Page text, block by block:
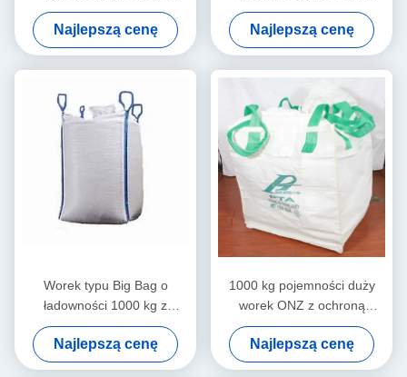
podwójnym zszywaniem
łańcucha i ochroną statyczną
dla bezpiecznego
opakowania masowego
Najlepszą cenę
podwójnym zszywaniem
łańcucha i niebieskim
kolorem pętli dla bezpiecznej
obsługi materiału
Najlepszą cenę
Worek typu Big Bag o
ładowności 1000 kg z
powłoką antystatyczną i
podwójnym szwem
łańcuszkowym do
Najlepszą cenę
1000 kg pojemności duży
worek ONZ z ochroną
statyczną i pętlami
krzyżowymi dla
bezpiecznego transportu
Najlepszą cenę